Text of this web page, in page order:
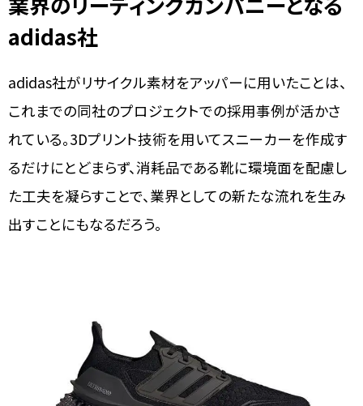
adidas社
adidas社がリサイクル素材をアッパーに用いたことは、
これまでの同社のプロジェクトでの採用事例が活かさ
れている。3Dプリント技術を用いてスニーカーを作成す
るだけにとどまらず、消耗品である靴に環境面を配慮し
た工夫を凝らすことで、業界としての新たな流れを生み
出すことにもなるだろう。